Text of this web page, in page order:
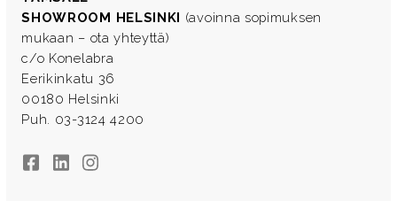
SHOWROOM HELSINKI (avoinna sopimuksen
mukaan – ota yhteyttä)
c/o Konelabra
Eerikinkatu 36
00180 Helsinki
Puh. 03-3124 4200
FacebookLinkedInInstagram